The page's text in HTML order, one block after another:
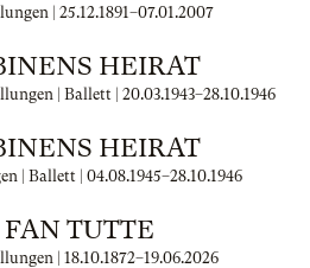
| 25.12.1891–07.01.2007
HEIRAT
| Ballett | 20.03.1943–28.10.1946
HEIRAT
| Ballett | 04.08.1945–28.10.1946
FAN TUTTE
| 18.10.1872–19.06.2026